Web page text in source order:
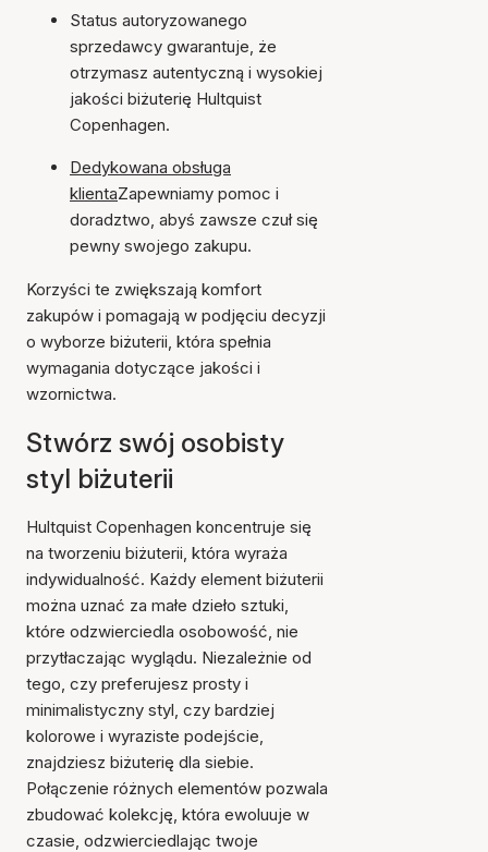
Status autoryzowanego
sprzedawcy gwarantuje, że
otrzymasz autentyczną i wysokiej
jakości biżuterię Hultquist
Copenhagen.
Dedykowana obsługa
klientaZapewniamy pomoc i
doradztwo, abyś zawsze czuł się
pewny swojego zakupu.
Korzyści te zwiększają komfort
zakupów i pomagają w podjęciu decyzji
o wyborze biżuterii, która spełnia
wymagania dotyczące jakości i
wzornictwa.
Stwórz swój osobisty
styl biżuterii
Hultquist Copenhagen koncentruje się
na tworzeniu biżuterii, która wyraża
indywidualność. Każdy element biżuterii
można uznać za małe dzieło sztuki,
które odzwierciedla osobowość, nie
przytłaczając wyglądu. Niezależnie od
tego, czy preferujesz prosty i
minimalistyczny styl, czy bardziej
kolorowe i wyraziste podejście,
znajdziesz biżuterię dla siebie.
Połączenie różnych elementów pozwala
zbudować kolekcję, która ewoluuje w
czasie, odzwierciedlając twoje